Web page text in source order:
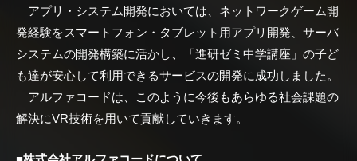
アプリ・システム開発においては、ネットワークゲーム開
発経験をスマートフォン・タブレット用アプリ開発、サーバ
システムの開発構築に活かし、「進研ゼミ中学講座」の子ど
も達が安心して利用できるサービスの開発に成功しました。
アルファコードは、このように今後もあらゆる社会課題の
解決にVR技術を用いて貢献していきます。